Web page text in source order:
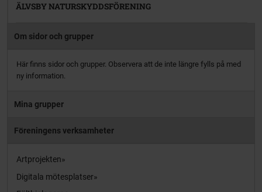
ÄLVSBY NATURSKYDDSFÖRENING
Om sidor och grupper
Här finns sidor och grupper. Observera att de inte längre fylls på med
ny information.
Mina grupper
Föreningens verksamheter
Artprojekten
Digitala mötesplatser